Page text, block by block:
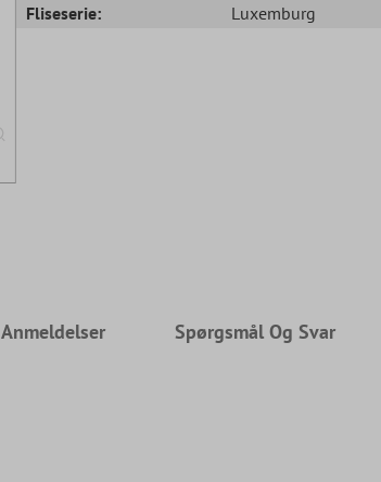
Fliseserie:
Luxemburg
Anmeldelser Spørgsmål Og Svar